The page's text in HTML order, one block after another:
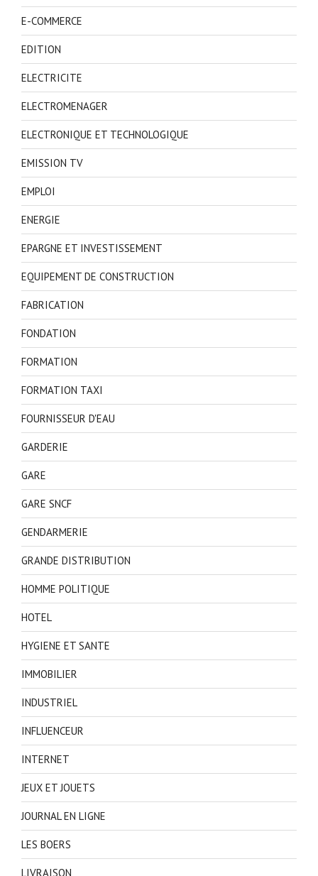
E-COMMERCE
EDITION
ELECTRICITE
ELECTROMENAGER
ELECTRONIQUE ET TECHNOLOGIQUE
EMISSION TV
EMPLOI
ENERGIE
EPARGNE ET INVESTISSEMENT
EQUIPEMENT DE CONSTRUCTION
FABRICATION
FONDATION
FORMATION
FORMATION TAXI
FOURNISSEUR D'EAU
GARDERIE
GARE
GARE SNCF
GENDARMERIE
GRANDE DISTRIBUTION
HOMME POLITIQUE
HOTEL
HYGIENE ET SANTE
IMMOBILIER
INDUSTRIEL
INFLUENCEUR
INTERNET
JEUX ET JOUETS
JOURNAL EN LIGNE
LES BOERS
LIVRAISON